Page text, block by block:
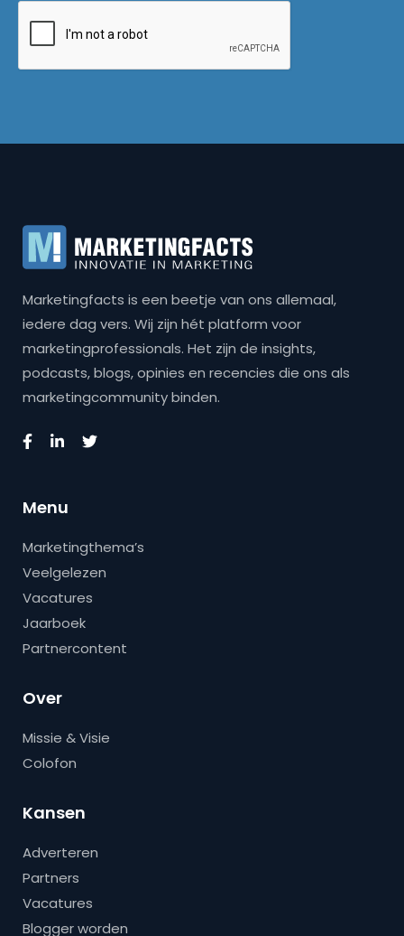
Marketingfacts is een beetje van ons allemaal,
iedere dag vers. Wij zijn hét platform voor
marketingprofessionals. Het zijn de insights,
podcasts, blogs, opinies en recencies die ons als
marketingcommunity binden.
Menu
Marketingthema’s
Veelgelezen
Vacatures
Jaarboek
Partnercontent
Over
Missie & Visie
Colofon
Kansen
Adverteren
Partners
Vacatures
Blogger worden